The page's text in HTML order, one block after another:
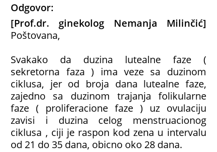
Odgovor:
[Prof.dr. ginekolog Nemanja Milinčić]
Poštovana,
Svakako da duzina lutealne faze (
sekretorna faza ) ima veze sa duzinom
ciklusa, jer od broja dana lutealne faze,
zajedno sa duzinom trajanja folikularne
faze ( proliferacione faze ) uz ovulaciju
zavisi i duzina celog menstruacionog
ciklusa , ciji je raspon kod zena u intervalu
od 21 do 35 dana, obicno oko 28 dana.